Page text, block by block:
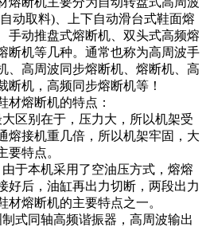
动取料)、上下自动滑台式鞋面熔
手动推盘式熔断机、双头式高频熔
断机等几种。通常也称为高周波手
、高周波同步熔断机、熔断机、高
断机，高频同步熔断机等！
材熔断机的特点：
大区别在于，压力大，所以机架受
熔接机重几倍，所以机架牢固，大
要特点。
于本机采用了空油压方式，熔熔
好后，油缸再出力切断，两段出力
熔断机的主要特点之一。
式同轴高频谐振器，高周波输出